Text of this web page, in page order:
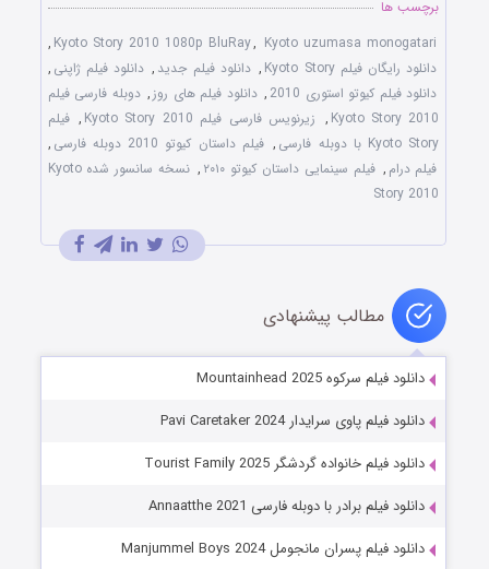
برچسب ها
Kyoto Story 2010 1080p BluRay, Kyoto uzumasa monogatari
,
دانلود رایگان فیلم Kyoto Story
, دانلود فیلم جدید , دانلود فیلم ژاپنی ,
دانلود فیلم کیوتو استوری 2010
, دانلود فیلم های روز , دوبله فارسی فیلم
Kyoto Story 2010
, زیرنویس فارسی فیلم Kyoto Story 2010 , فیلم
Kyoto Story با دوبله فارسی
, فیلم داستان کیوتو 2010 دوبله فارسی
,
فیلم درام , فیلم سینمایی داستان کیوتو ۲۰۱۰ ,
نسخه سانسور شده Kyoto
Story 2010
مطالب پیشنهادی
دانلود فیلم سرکوه Mountainhead 2025
دانلود فیلم پاوی سرایدار Pavi Caretaker 2024
دانلود فیلم خانواده گردشگر Tourist Family 2025
دانلود فیلم برادر با دوبله فارسی Annaatthe 2021
دانلود فیلم پسران مانجومل Manjummel Boys 2024